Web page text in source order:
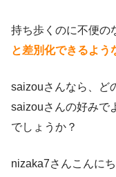
持ち歩くのに不便の
と差別化できるよう
saizouさんなら、ど
saizouさんの好みで
でしょうか？
nizaka7さんこんにち